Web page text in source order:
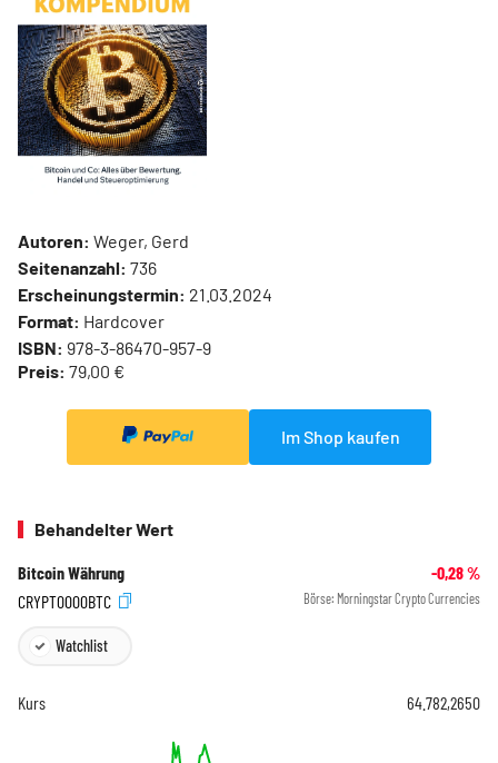
Autoren: Weger, Gerd
Seitenanzahl: 736
Erscheinungstermin: 21.03.2024
Format: Hardcover
ISBN: 978-3-86470-957-9
Preis: 79,00 €
Im Shop kaufen
Behandelter Wert
Bitcoin Währung -0,28%
CRYPT0000BTC
Börse: Morningstar Crypto Currencies
Watchlist
Kurs 64.782,2650